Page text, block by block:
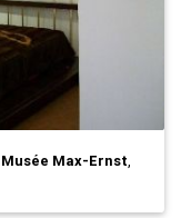
Musée Max-Ernst,